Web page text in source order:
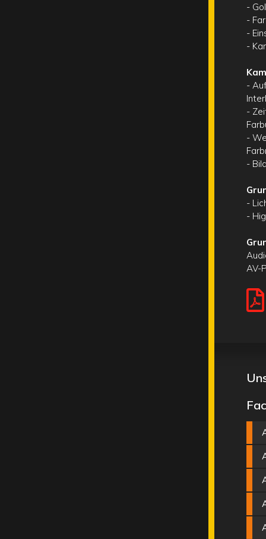
-
-
-
-
-
-
-
-
-
-
AV-